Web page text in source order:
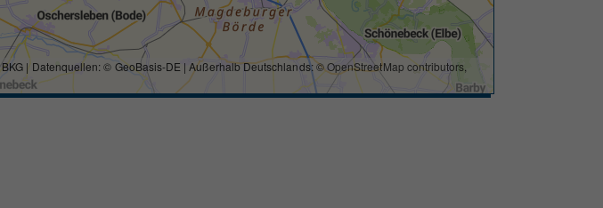
| Datenquellen: © GeoBasis-DE | Außerhalb Deutschlands: ©OpenStreetMap contributors